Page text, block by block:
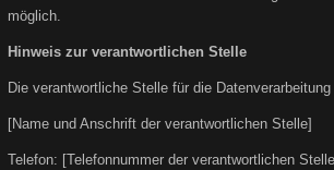
möglich.
Hinweis zur verantwortlichen Stelle
Die verantwortliche Stelle für die
[Name und Anschrift der verantwortlichen Stelle]
Telefon: [Telefonnummer der verantwortlichen